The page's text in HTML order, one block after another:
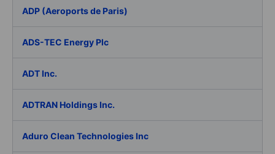
ADP (Aeroports de Paris)
ADS-TEC Energy Plc
ADT Inc.
ADTRAN Holdings Inc.
Aduro Clean Technologies Inc